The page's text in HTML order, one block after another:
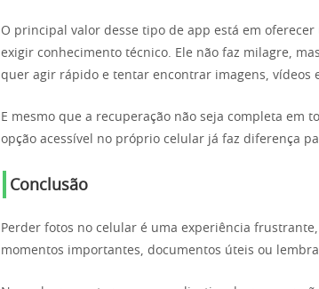
O principal valor desse tipo de app está em
exigir conhecimento técnico. Ele não faz milagre,
quer agir rápido e tentar encontrar imagens, vídeos
E mesmo que a recuperação não seja completa em
opção acessível no próprio celular já faz diferença
Conclusão
Perder fotos no celular é uma experiência
momentos importantes, documentos úteis ou